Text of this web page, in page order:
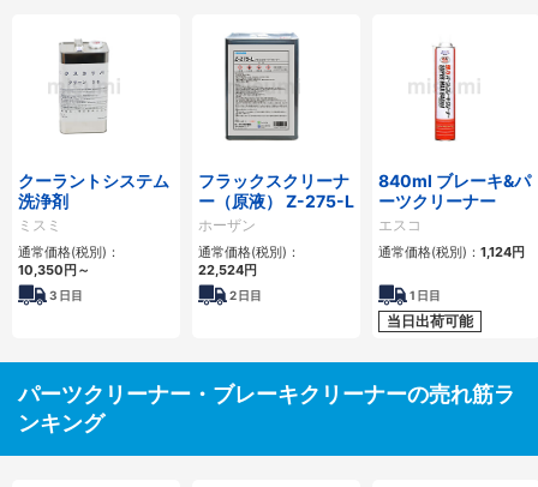
クーラントシステム
洗浄剤
ミスミ
通常価格(税別)：
10,350円～
3 日目
フラックスクリーナ
ー（原液） Z-275-L
ホーザン
通常価格(税別)：
22,524円
2日目
840ml ブレーキ&パ
ーツクリーナー
エスコ
通常価格(税別)： 1,124円
1 日目
当日出荷可能
パーツクリーナー・ブレーキクリーナーの売れ筋ラ
ンキング